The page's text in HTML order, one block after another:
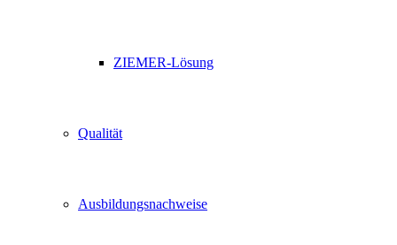
ZIEMER-Lösung
Qualität
Ausbildungsnachweise